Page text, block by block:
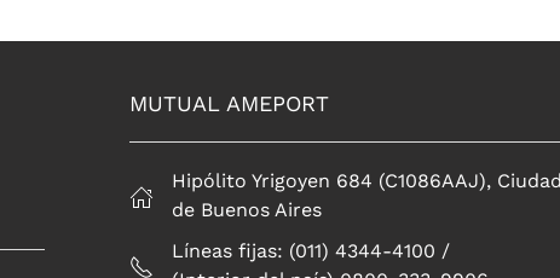
MUTUAL AMEPORT
Hipólito Yrigoyen 684 (C1086AAJ), Ciudad
de Buenos Aires
Líneas fijas: (011) 4344-4100 /